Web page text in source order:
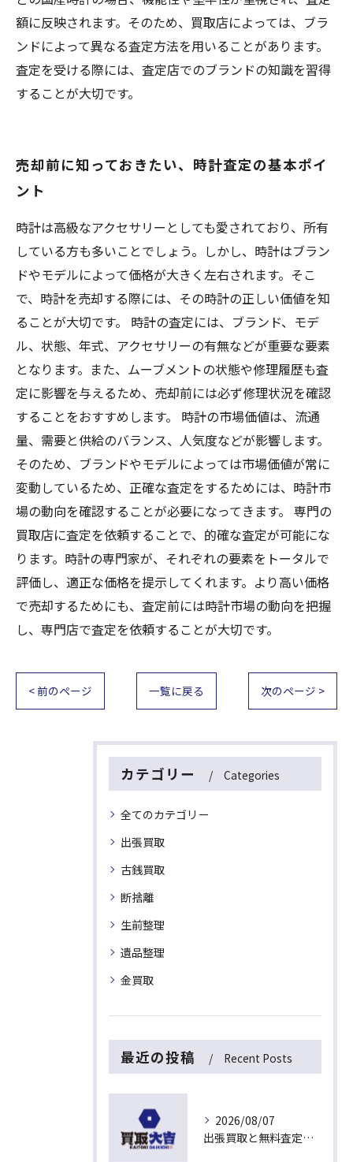
額に反映されます。そのため、買取店によっては、ブラ
ンドによって異なる査定方法を用いることがあります。
査定を受ける際には、査定店でのブランドの知識を習得
することが大切です。
売却前に知っておきたい、時計査定の基本ポイ
ント
時計は高級なアクセサリーとしても愛されており、所有
している方も多いことでしょう。しかし、時計はブラン
ドやモデルによって価格が大きく左右されます。そこ
で、時計を売却する際には、その時計の正しい価値を知
ることが大切です。 時計の査定には、ブランド、モデ
ル、状態、年式、アクセサリーの有無などが重要な要素
となります。また、ムーブメントの状態や修理履歴も査
定に影響を与えるため、売却前には必ず修理状況を確認
することをおすすめします。 時計の市場価値は、流通
量、需要と供給のバランス、人気度などが影響します。
そのため、ブランドやモデルによっては市場価値が常に
変動しているため、正確な査定をするためには、時計市
場の動向を確認することが必要になってきます。 専門の
買取店に査定を依頼することで、的確な査定が可能にな
ります。時計の専門家が、それぞれの要素をトータルで
評価し、適正な価格を提示してくれます。より高い価格
で売却するためにも、査定前には時計市場の動向を把握
し、専門店で査定を依頼することが大切です。
< 前のページ 一覧に戻る 次のページ >
カテゴリー Categories
全てのカテゴリー
出張買取
古銭買取
断捨離
生前整理
遺品整理
金買取
最近の投稿 Recent Posts
2026/08/07
出張買取と無料査定で埼玉県入間市東藤沢の不用品を手早く現金化する安心ガイド